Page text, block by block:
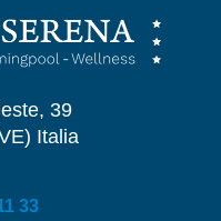
39
Italia
33